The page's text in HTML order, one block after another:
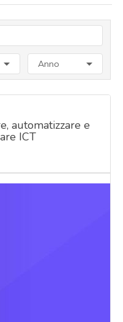
Anno
automatizzare e
ICT